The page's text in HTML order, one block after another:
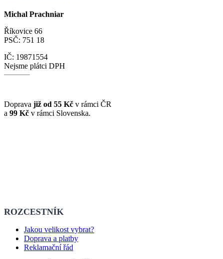
Michal Prachniar
Říkovice 66
PSČ: 751 18
IČ: 19871554
Nejsme plátci DPH
Doprava již od 55 Kč v rámci ČR
a 99 Kč v rámci Slovenska.
ROZCESTNÍK
Jakou velikost vybrat?
Doprava a platby
Reklamační řád